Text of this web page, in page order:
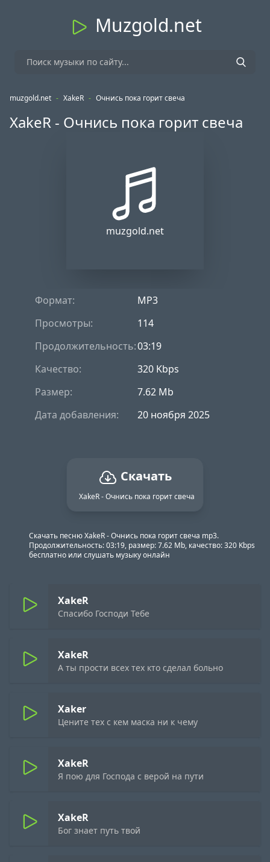
Muzgold.net
muzgold.net - XakeR - Очнись пока горит свеча
XakeR - Очнись пока горит свеча
muzgold.net
Формат:
MP3
Просмотры:
114
Продолжительность:03:19
Качество:
320 Kbps
Размер:
7.62 Mb
Дата добавления:
20 ноября 2025
Скачать
XakeR - Очнись пока горит свеча
Скачать песню XakeR - Очнись пока горит свеча mp3.
Продолжительность: 03:19, размер: 7.62 Mb, качество: 320 Kbps
бесплатно или слушать музыку онлайн
XakeR
Спасибо Господи Тебе
XakeR
А ты прости всех тех кто сделал больно
Xaker
Цените тех с кем маска ни к чему
XakeR
Я пою для Господа с верой на пути
XakeR
Бог знает путь твой